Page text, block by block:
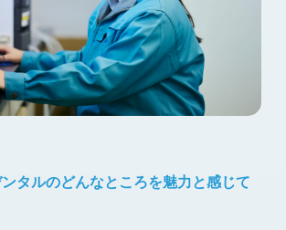
ンタルのどんなところを魅力と感じて